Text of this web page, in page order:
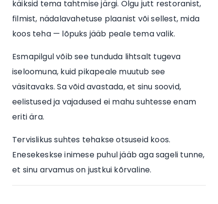
käiksid tema tahtmise järgi. Olgu jutt restoranist,
filmist, nädalavahetuse plaanist või sellest, mida
koos teha — lõpuks jääb peale tema valik.
Esmapilgul võib see tunduda lihtsalt tugeva
iseloomuna, kuid pikapeale muutub see
väsitavaks. Sa võid avastada, et sinu soovid,
eelistused ja vajadused ei mahu suhtesse enam
eriti ära.
Tervislikus suhtes tehakse otsuseid koos.
Enesekeskse inimese puhul jääb aga sageli tunne,
et sinu arvamus on justkui kõrvaline.